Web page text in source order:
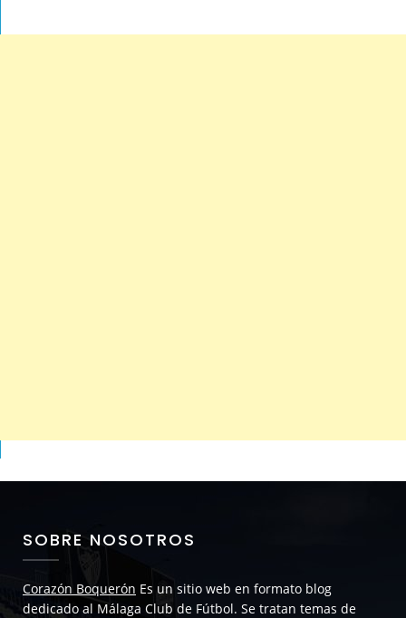
SOBRE NOSOTROS
Corazón Boquerón Es un sitio web en formato blog
dedicado al Málaga Club de Fútbol. Se tratan temas de